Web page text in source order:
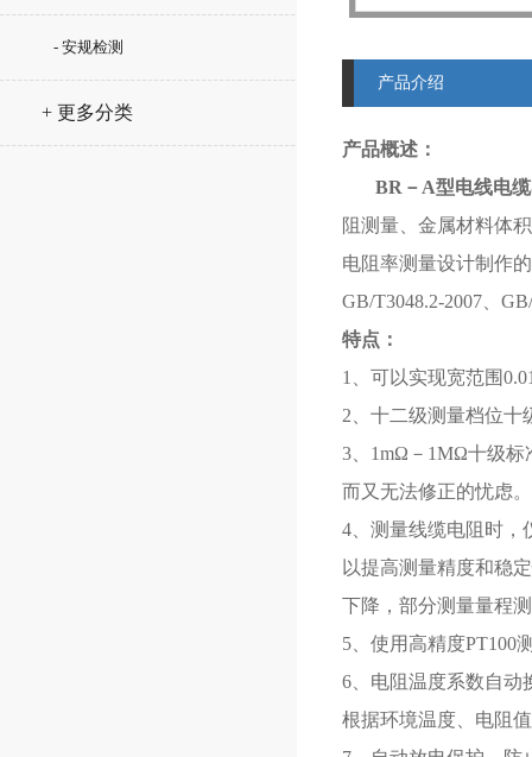
- 安规检测
+ 更多分类
产品介绍
产品概述：
BR－A型电线电
阻测量、金属材料体
电阻率测量设计制作
GB/T3048.2-2007、
特点：
1、可以实现宽范围
2、十二级测量档位十
3、1mΩ－1MΩ十级标
而又无法修正的忧虑。
4、测量线缆电阻时，
以提高测量精度和稳
下降，部分测量量程
5、使用高精度PT100
6、电阻温度系数自动
根据环境温度、电阻